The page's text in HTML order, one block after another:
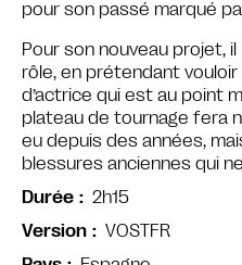
pour son passé marqué
Pour son nouveau projet,
rôle, en prétendant vouloir
d’actrice qui est au point
plateau de tournage fera
eu depuis des années,
blessures anciennes qui
Durée
2h15
Version
VOSTFR